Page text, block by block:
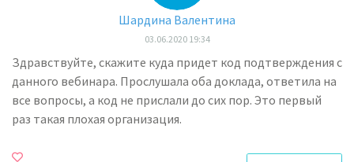
Шардина Валентина
03.06.2020 19:34
Здравствуйте, скажите куда придет код подтверждения с
данного вебинара. Прослушала оба доклада, ответила на
все вопросы, а код не прислали до сих пор. Это первый
раз такая плохая организация.